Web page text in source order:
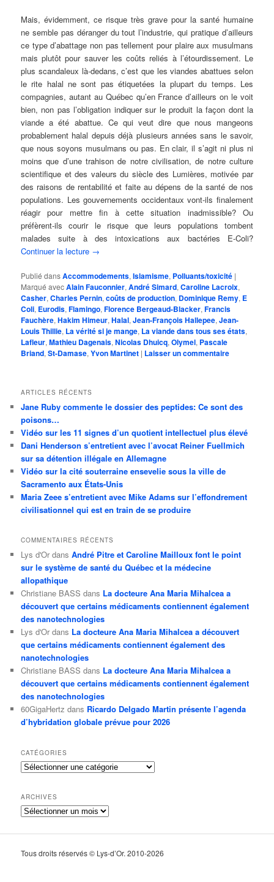
Mais, évidemment, ce risque très grave pour la santé humaine
ne semble pas déranger du tout l’industrie, qui pratique d’ailleurs
ce type d’abattage non pas tellement pour plaire aux musulmans
mais plutôt pour sauver les coûts reliés à l’étourdissement. Le
plus scandaleux là-dedans, c’est que les viandes abattues selon
le rite halal ne sont pas étiquetées la plupart du temps. Les
compagnies, autant au Québec qu’en France d’ailleurs on le voit
bien, non pas l’obligation indiquer sur le produit la façon dont la
viande a été abattue. Ce qui veut dire que nous mangeons
probablement halal depuis déjà plusieurs années sans le savoir,
que nous soyons musulmans ou pas. En clair, il s’agit ni plus ni
moins que d’une trahison de notre civilisation, de notre culture
scientifique et des valeurs du siècle des Lumières, motivée par
des raisons de rentabilité et faite au dépens de la santé de nos
populations. Les gouvernements occidentaux vont-ils finalement
réagir pour mettre fin à cette situation inadmissible? Ou
préfèrent-ils courir le risque que leurs populations tombent
malades suite à des intoxications aux bactéries E-Coli?
Continuer la lecture →
Publié dansAccommodements,Islamisme, Polluants/toxicité |
Marqué avecAlain Fauconnier,André Simard,Caroline Lacroix,
Casher,Charles Pernin,coûts de production, Dominique Remy, E
Coli, Eurodis,Flamingo,Florence Bergeaud-Blacker,Francis
Fauchère,Hakim Himeur,Halal,Jean-François Hallepee,Jean-
Louis Thillie, La vérité si je mange, La viande dans tous ses états,
Lafleur,Mathieu Dagenais,Nicolas Dhuicq,Olymel, Pascale
Briand,St-Damase,Yvon Martinet | Laisser un commentaire
ARTICLES RÉCENTS
Jane Ruby commente le dossier des peptides: Ce sont des
poisons…
Vidéo sur les 11 signes d’un quotient intellectuel plus élevé
Dani Henderson s’entretient avec l’avocat Reiner Fuellmich
sur sa détention illégale en Allemagne
Vidéo sur la cité souterraine ensevelie sous la ville de
Sacramento aux États-Unis
Maria Zeee s’entretient avec Mike Adams sur l’effondrement
civilisationnel qui est en train de se produire
COMMENTAIRES RÉCENTS
Lys d'Or dansAndré Pitre et Caroline Mailloux font le point
sur le système de santé du Québec et la médecine
allopathique
Christiane BASS dans La docteure Ana Maria Mihalcea a
découvert que certains médicaments contiennent également
des nanotechnologies
Lys d'Or dans La docteure Ana Maria Mihalcea a découvert
que certains médicaments contiennent également des
nanotechnologies
Christiane BASS dans La docteure Ana Maria Mihalcea a
découvert que certains médicaments contiennent également
des nanotechnologies
60GigaHertz dans Ricardo Delgado Martin présente l’agenda
d’hybridation globale prévue pour 2026
CATÉGORIES
Catégories
ARCHIVES
Archives
Tous droits réservés © Lys-d’Or. 2010-2026